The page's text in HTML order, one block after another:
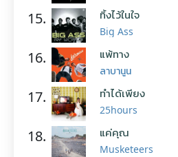
15. ทิ้งไว้ในใจ
Big Ass
16. แพ้ทาง
ลาบานูน
17. ทำได้เพียง
25hours
18. แค่คุณ
Musketeers